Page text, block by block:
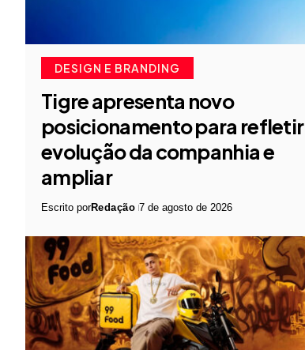
DESIGN E BRANDING
Tigre apresenta novo
posicionamento para refletir
evolução da companhia e
ampliar
Escrito porRedação 7 de agosto de 2026